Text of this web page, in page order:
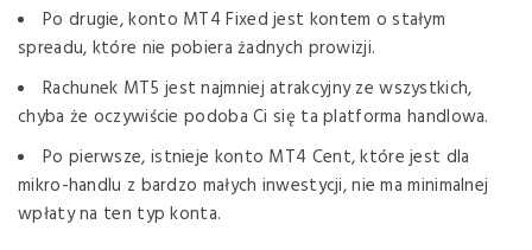
Po drugie, konto MT4 Fixed jest kontem o stałym
spreadu, które nie pobiera żadnych prowizji.
Rachunek MT5 jest najmniej atrakcyjny ze wszystkich,
chyba że oczywiście podoba Ci się ta platforma handlowa.
Po pierwsze, istnieje konto MT4 Cent, które jest dla
mikro-handlu z bardzo małych inwestycji, nie ma minimalnej
wpłaty na ten typ konta.